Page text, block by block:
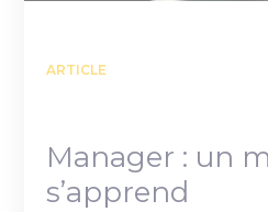
ARTICLE
Manager : un
s’apprend